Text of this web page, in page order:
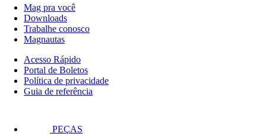
Mag pra você
Downloads
Trabalhe conosco
Magnautas
Acesso Rápido
Portal de Boletos
Política de privacidade
Guia de referência
PEÇAS